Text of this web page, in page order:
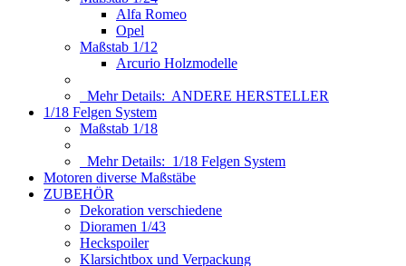
Alfa Romeo
Opel
Maßstab 1/12
Arcurio Holzmodelle
Mehr Details: ANDERE HERSTELLER
1/18 Felgen System
Maßstab 1/18
Mehr Details: 1/18 Felgen System
Motoren diverse Maßstäbe
ZUBEHÖR
Dekoration verschiedene
Dioramen 1/43
Heckspoiler
Klarsichtbox und Verpackung